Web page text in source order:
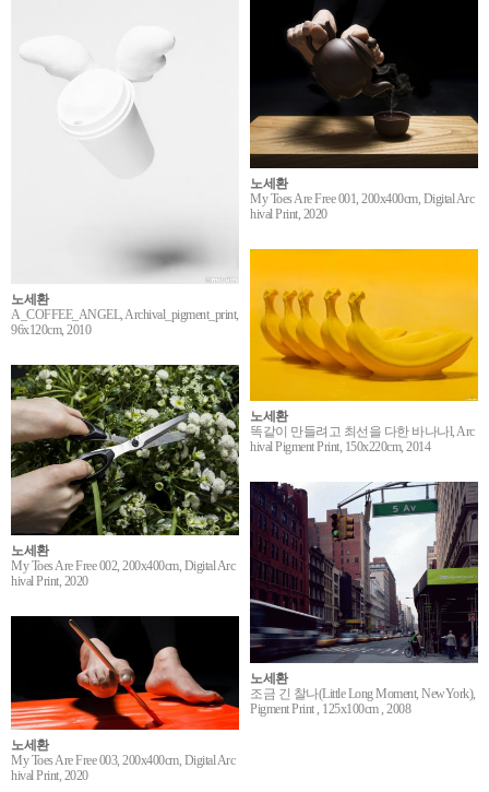
노세환
A_COFFEE_ANGEL, Archival_pigment_print,
96x120cm, 2010
노세환
My Toes Are Free 001, 200x400cm, Digital Arc
hival Print, 2020
노세환
똑같이 만들려고 최선을 다한 바나나l, Arc
hival Pigment Print, 150x220cm, 2014
노세환
My Toes Are Free 002, 200x400cm, Digital Arc
hival Print, 2020
노세환
조금 긴 찰나(Little Long Moment, NewYork),
Pigment Print , 125x100cm , 2008
노세환
My Toes Are Free 003, 200x400cm, Digital Arc
hival Print, 2020